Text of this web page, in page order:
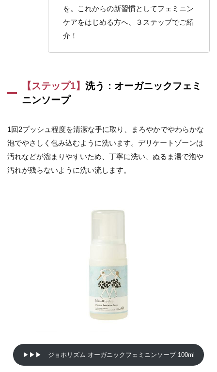
を。これからの新習慣としてフェミニン
ケアをはじめる方へ、３ステップでご紹
介！
【ステップ1】 洗う：オーガニックフェミ
ニンソープ
1回2プッシュ程度を清潔な手に取り、まろやかでやわらかな
泡でやさしく包み込むように洗います。デリケートゾーンは
汚れなどが溜まりやすいため、丁寧に洗い、ぬるま湯で泡や
汚れが残らないように洗い流します。
▶▶▶ ジョホリズム オーガニックフェミニンソープ 100ml